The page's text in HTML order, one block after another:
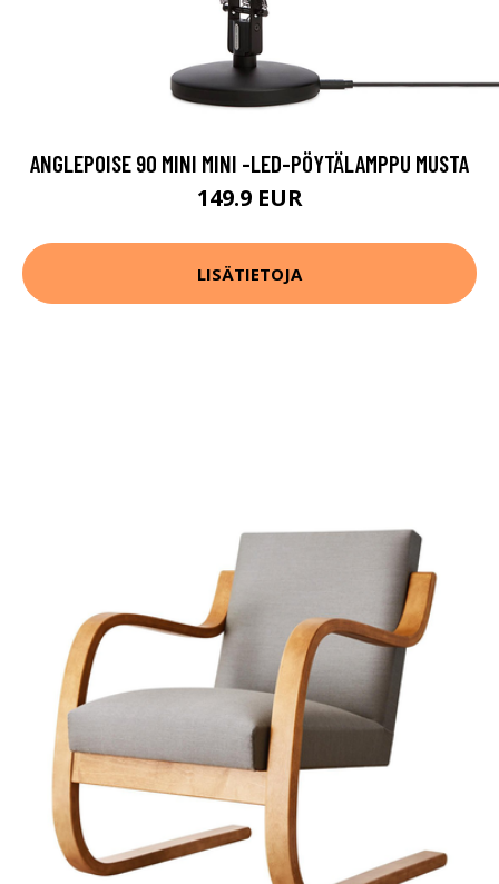
ANGLEPOISE 90 MINI MINI -LED-PÖYTÄLAMPPU MUSTA
149.9 EUR
LISÄTIETOJA